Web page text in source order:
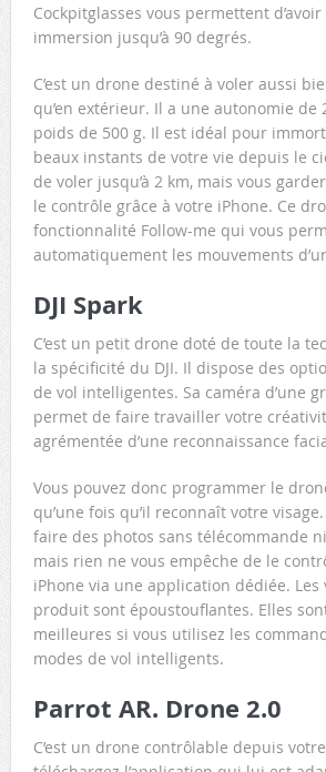
Cockpitglasses vous permettent
immersion jusqu’à 90 degrés.
C’est un drone destiné à voler aussi
qu’en extérieur. Il a une autonomie de
poids de 500 g. Il est idéal pour
beaux instants de votre vie depuis le
de voler jusqu’à 2 km, mais vous
le contrôle grâce à votre iPhone. Ce
fonctionnalité Follow-me qui vous
automatiquement les mouvements
DJI Spark
C’est un petit drone doté de toute la
la spécificité du DJI. Il dispose des
de vol intelligentes. Sa caméra d’une
permet de faire travailler votre
agrémentée d’une reconnaissance
Vous pouvez donc programmer le
qu’une fois qu’il reconnaît votre
faire des photos sans télécommande
mais rien ne vous empêche de le
iPhone via une application dédiée. Les
produit sont époustouflantes. Elles
meilleures si vous utilisez les
modes de vol intelligents.
Parrot AR. Drone 2.0
C’est un drone contrôlable depuis